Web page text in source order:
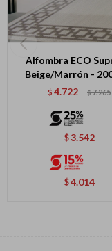
Alfombra ECO
Beige/Marrón -
$ 4.722 $7.265
$3.542
$4.014